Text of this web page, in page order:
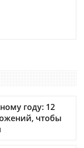
году: 12
чтобы